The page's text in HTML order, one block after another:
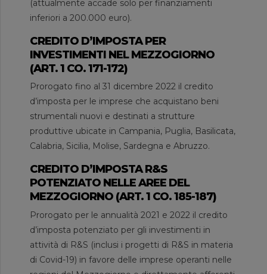
(attualmente accade solo per finanziamenti
inferiori a 200.000 euro).
CREDITO D’IMPOSTA PER
INVESTIMENTI NEL MEZZOGIORNO
(ART. 1 CO. 171-172)
Prorogato fino al 31 dicembre 2022 il credito
d’imposta per le imprese che acquistano beni
strumentali nuovi e destinati a strutture
produttive ubicate in Campania, Puglia, Basilicata,
Calabria, Sicilia, Molise, Sardegna e Abruzzo.
CREDITO D’IMPOSTA R&S
POTENZIATO NELLE AREE DEL
MEZZOGIORNO (ART. 1 CO. 185-187)
Prorogato per le annualità 2021 e 2022 il credito
d’imposta potenziato per gli investimenti in
attività di R&S (inclusi i progetti di R&S in materia
di Covid-19) in favore delle imprese operanti nelle